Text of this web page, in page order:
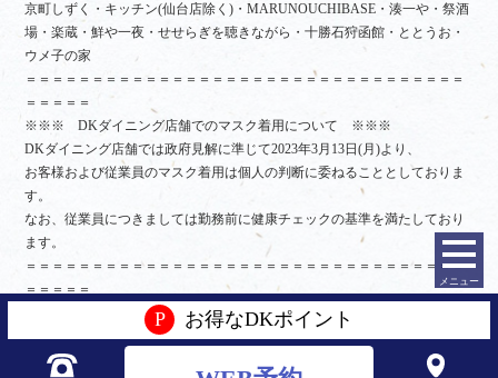
メニュー
京町しずく・キッチン(仙台店除く)・MARUNOUCHIBASE・湊一や・祭酒
場・楽蔵・鮮や一夜・せせらぎを聴きながら・十勝石狩函館・ととうお・
ウメ子の家
＝＝＝＝＝＝＝＝＝＝＝＝＝＝＝＝＝＝＝＝＝＝＝＝＝＝＝＝＝＝＝＝＝
＝＝＝＝＝
※※※ DKダイニング店舗でのマスク着用について ※※※
DKダイニング店舗では政府見解に準じて2023年3月13日(月)より、
お客様および従業員のマスク着用は個人の判断に委ねることとしておりま
す。
なお、従業員につきましては勤務前に健康チェックの基準を満たしており
ます。
＝＝＝＝＝＝＝＝＝＝＝＝＝＝＝＝＝＝＝＝＝＝＝＝＝＝＝＝＝＝＝＝＝
＝＝＝＝＝
BLOG ブログ
P お得なDKポイント